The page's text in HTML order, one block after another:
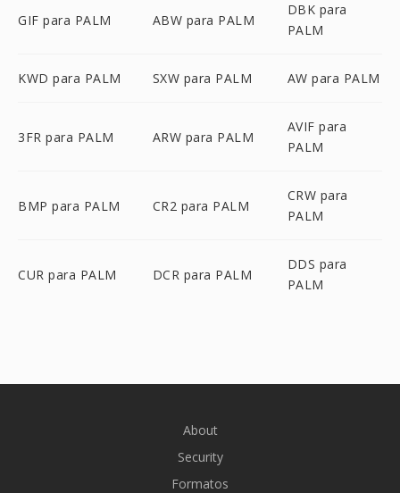
GIF para PALM ABW para PALM
DBK para
PALM
KWD para PALM SXW para PALM AW para PALM
3FR para PALM ARW para PALM
AVIF para
PALM
BMP para PALM CR2 para PALM
CRW para
PALM
CUR para PALM DCR para PALM
DDS para
PALM
About
Security
Formatos